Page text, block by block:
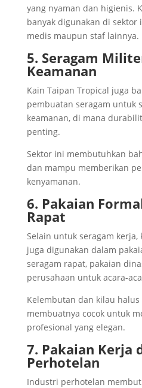
yang nyaman dan higienis.
banyak digunakan di sektor
medis maupun staf lainnya.
5. Seragam
Keamanan
Kain Taipan Tropical juga
pembuatan seragam untuk
keamanan, di mana
penting.
Sektor ini membutuhkan
dan mampu memberikan
kenyamanan.
6. Pakaian
Rapat
Selain untuk seragam kerja,
juga digunakan dalam
seragam rapat, pakaian
perusahaan untuk acara-
Kelembutan dan kilau
membuatnya cocok untuk
profesional yang elegan.
7. Pakaian Kerja
Perhotelan
Industri perhotelan